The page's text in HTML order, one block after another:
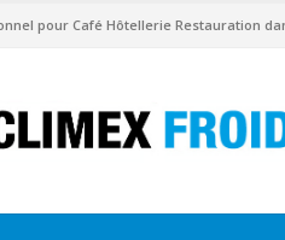
pour Café Hôtellerie Restauration